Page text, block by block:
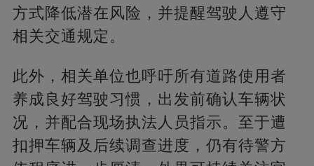
方式降低潜在风险，并提醒驾驶人遵守
相关交通规定。
此外，相关单位也呼吁所有道路使用者
养成良好驾驶习惯，出发前确认车辆状
况，并配合现场执法人员指示。至于遭
扣押车辆及后续调查进度，仍有待警方